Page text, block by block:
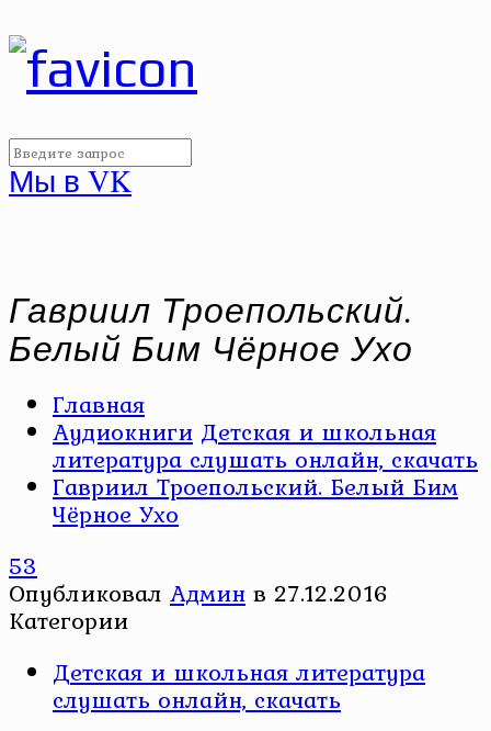
Мы в VK
Гавриил Троепольский.
Белый Бим Чёрное Ухо
Главная
Аудиокниги Детская и школьная
литература слушать онлайн, скачать
Гавриил Троепольский. Белый Бим
Чёрное Ухо
53
Опубликовал Админ в 27.12.2016
Категории
Детская и школьная литература
слушать онлайн, скачать